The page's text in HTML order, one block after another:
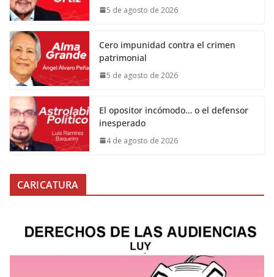
5 de agosto de 2026
Cero impunidad contra el crimen
patrimonial
5 de agosto de 2026
El opositor incómodo… o el defensor
inesperado
4 de agosto de 2026
CARICATURA